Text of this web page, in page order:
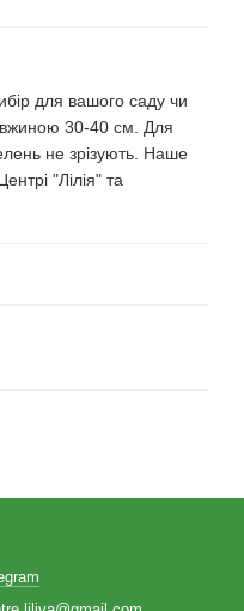
для вашого саду чи
30-40 см. Для
не зрізують. Наше
"Лілія" та